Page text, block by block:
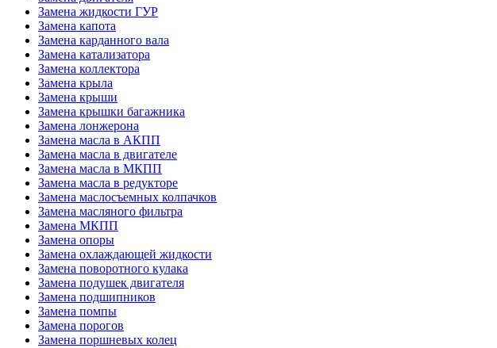
Замена жидкости ГУР
Замена капота
Замена карданного вала
Замена катализатора
Замена коллектора
Замена крыла
Замена крыши
Замена крышки багажника
Замена лонжерона
Замена масла в АКПП
Замена масла в двигателе
Замена масла в МКПП
Замена масла в редукторе
Замена маслосъемных колпачков
Замена масляного фильтра
Замена МКПП
Замена опоры
Замена охлаждающей жидкости
Замена поворотного кулака
Замена подушек двигателя
Замена подшипников
Замена помпы
Замена порогов
Замена поршневых колец